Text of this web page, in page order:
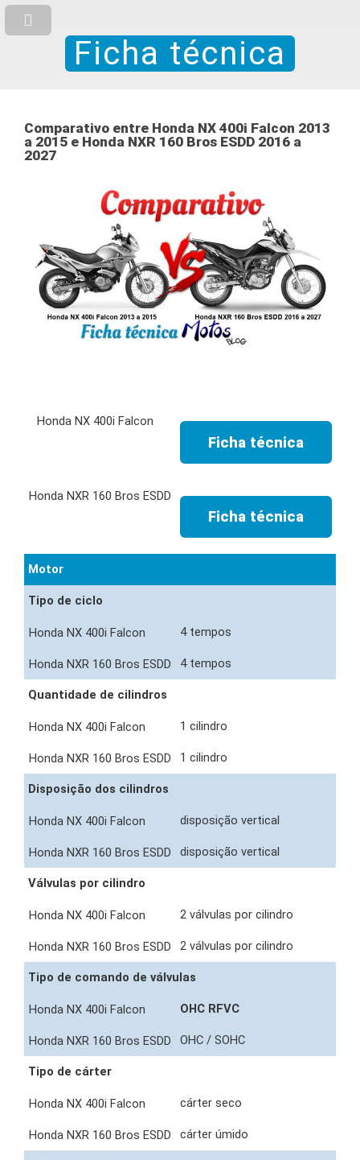
Ficha técnica
Comparativo entre Honda NX 400i Falcon 2013
a 2015 e Honda NXR 160 Bros ESDD 2016 a
2027
Ficha técnica
Ficha técnica
Motor
Tipo de ciclo
4 tempos
4 tempos
Quantidade de cilindros
1 cilindro
1 cilindro
Disposição dos cilindros
disposição vertical
disposição vertical
Válvulas por cilindro
2 válvulas por cilindro
2 válvulas por cilindro
Tipo de comando de válvulas
OHC RFVC
OHC / SOHC
Tipo de cárter
cárter seco
cárter úmido